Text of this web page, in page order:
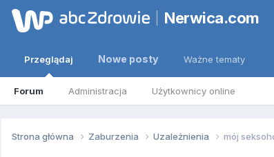
Nerwica.com
Przeglądaj
Forum Administracja Użytkownicy online
Nowe posty Ważne tematy
Strona główna Zaburzenia Uzależnienia mój